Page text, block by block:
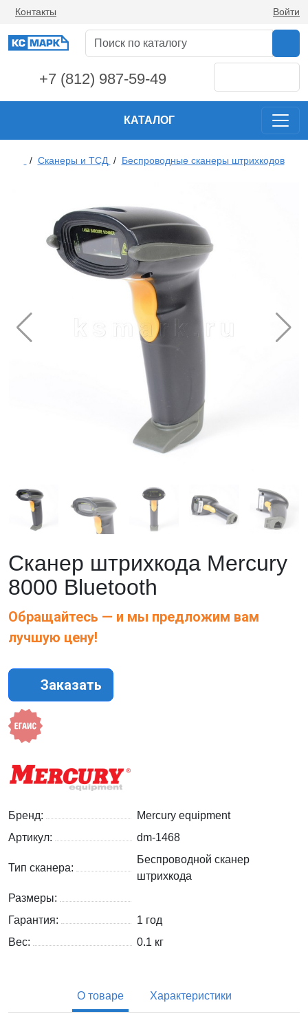
Контакты Войти
+7 (812) 987-59-49
КАТАЛОГ
/ Сканеры и ТСД / Беспроводные сканеры штрихкодов
Сканер штрихкода Mercury
8000 Bluetooth
Обращайтесь — и мы предложим вам
лучшую цену!
Заказать
Бренд:
Mercury equipment
Артикул:
dm-1468
Тип сканера:
Беспроводной сканер
штрихкода
Размеры:
Гарантия:
1 год
Вес:
0.1 кг
О товаре Характеристики